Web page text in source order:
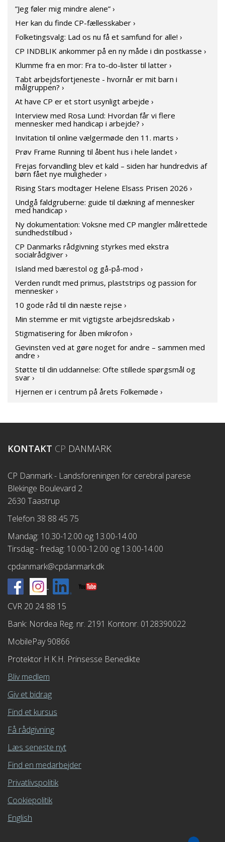
”Jeg føler mig mindre alene” ›
Her kan du finde CP-fællesskaber ›
Folketingsvalg: Lad os nu få et samfund for alle! ›
CP INDBLIK ankommer på en ny måde i din postkasse ›
Klumme fra en mor: Fra to-do-lister til latter ›
Tabt arbejdsfortjeneste - hvornår er mit barn i
målgruppen? ›
At have CP er et stort usynligt arbejde ›
Interview med Rosa Lund: Hvordan får vi flere
mennesker med handicap i arbejde? ›
Invitation til online vælgermøde den 11. marts ›
Prøv Frame Running til åbent hus i hele landet ›
Frejas forvandling blev et kald – siden har hundredvis af
børn fået nye muligheder ›
Rising Stars modtager Helene Elsass Prisen 2026 ›
Undgå faldgruberne: guide til dækning af mennesker
med handicap ›
Ny dokumentation: Voksne med CP mangler målrettede
sundhedstilbud ›
CP Danmarks rådgivning styrkes med ekstra
socialrådgiver ›
Island med bærestol og gå-på-mod ›
Verden rundt med primus, plaststrips og passion for
mennesker ›
10 gode råd til din næste rejse ›
Min stemme er mit vigtigste arbejdsredskab ›
Stigmatisering for åben mikrofon ›
Gevinsten ved at gøre noget for andre – sammen med
andre ›
Støtte til din uddannelse: Ofte stillede spørgsmål og
svar ›
Hjernen er i centrum på årets Folkemøde ›
KONTAKT CP DANMARK
CP Danmark - Landsforeningen for cerebral parese
Blekinge Boulevard 2
2630 Taastrup
Telefon 38 88 45 75
Mandag: 10.30-12.00 og 13.00-14.00
Tirsdag - fredag: 10.00-12.00 og 13.00-14.00
cpdanmark@cpdanmark.dk
CVR 20 24 88 15
Bank: Nordea Reg. nr. 2191 Kontonr. 0128390022
MobilePay 90866
Protektor H.K.H. Prinsesse Benedikte
Bliv medlem
Giv et bidrag
Find et kursus
Få rådgivning
Læs seneste nyt
Find en medarbejder
Privatlivspolitik
Cookiepolitik
English